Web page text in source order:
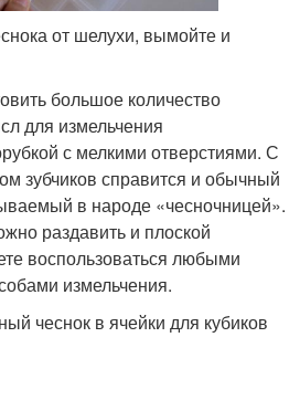
от шелухи, вымойте и
большое количество
для измельчения
с мелкими отверстиями. С
зубчиков справится и обычный
в народе «чесночницей».
раздавить и плоской
воспользоваться любыми
измельчения.
чеснок в ячейки для кубиков